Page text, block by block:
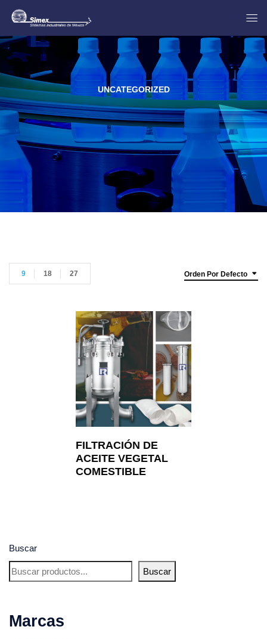
UNCATEGORIZED
Buscar
Buscar
Marcas
Orden Por Defecto
9 18 27
FILTRACIÓN DE
ACEITE VEGETAL
COMESTIBLE